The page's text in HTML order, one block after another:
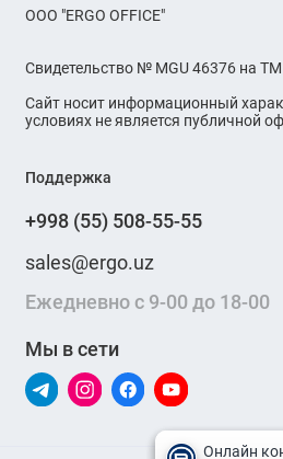
OOO "ERGO OFFICE"
Свидетельство № MGU 46376 на ТМ
Сайт носит информационный
условиях не является публичной
Поддержка
+998 (55) 508-55-55
sales@ergo.uz
Ежедневно с 9-00 до 18-00
Мы в сети